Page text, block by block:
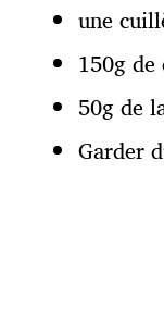
une
150g
50g de
Garder